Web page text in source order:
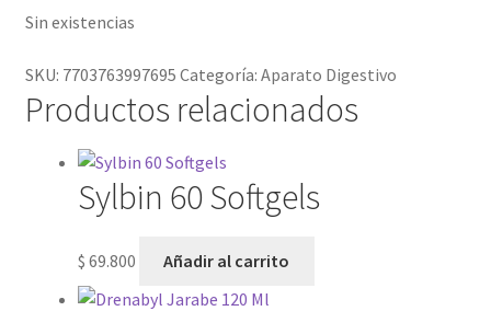
Sin existencias
SKU: 7703763997695 Categoría: Aparato Digestivo
Productos relacionados
Sylbin 60 Softgels
$ 69.800 Añadir al carrito